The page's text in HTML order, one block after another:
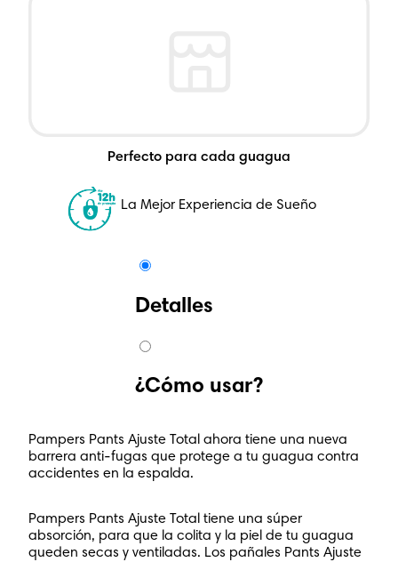
Perfecto para cada guagua
La Mejor Experiencia de Sueño
Detalles
¿Cómo usar?
Pampers Pants Ajuste Total ahora tiene una nueva
barrera anti-fugas que protege a tu guagua contra
accidentes en la espalda.
Pampers Pants Ajuste Total tiene una súper
absorción, para que la colita y la piel de tu guagua
queden secas y ventiladas. Los pañales Pants Ajuste